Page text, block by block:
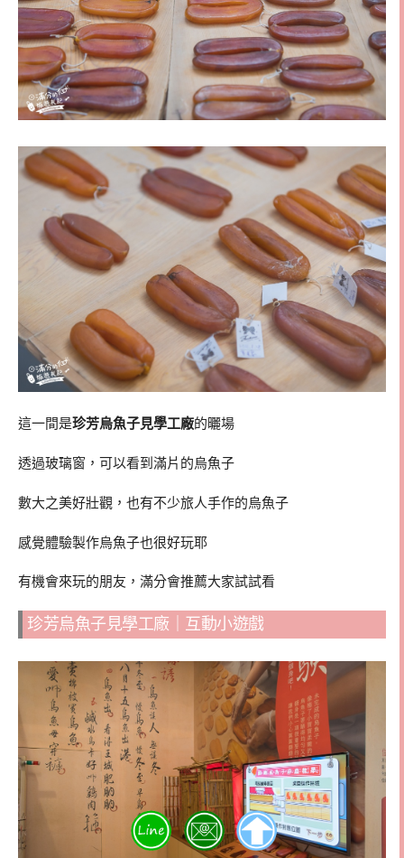
這一間是珍芳烏魚子見學工廠的曬場
透過玻璃窗，可以看到滿片的烏魚子
數大之美好壯觀，也有不少旅人手作的烏魚子
感覺體驗製作烏魚子也很好玩耶
有機會來玩的朋友，滿分會推薦大家試試看
珍芳烏魚子見學工廠｜互動小遊戲